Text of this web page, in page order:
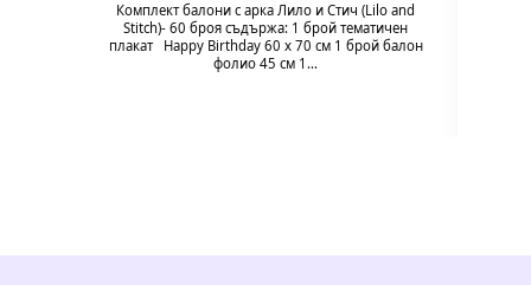
Комплект балони с арка Лило и Стич (Lilo and
Stitch)- 60 броя съдържа: 1 брой тематичен
плакат Happy Birthday 60 х 70 см 1 брой балон
фолио 45 см 1…